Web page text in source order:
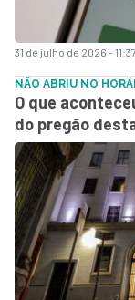
31 de julho de 2026 - 11:37
NÃO ABRIU NO
O que
do pregão